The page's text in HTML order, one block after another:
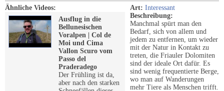
Ähnliche Videos:
Ausflug in die
Bellunesischen
Voralpen | Col de
Moi und Cima
Vallon Scuro vom
Passo del
Praderadego
Der Frühling ist da,
aber nach den starken
Art: Interessant
Beschreibung:
Manchmal spürt man den
Bedarf, sich von allem und
jedem zu entfernen, um wieder
mit der Natur in Kontakt zu
treten, die Friauler Dolomiten
sind der ideale Ort dafür. Es
sind wenig frequentierte Berge,
wo man auf Wanderungen
mehr Tiere als Menschen trifft.